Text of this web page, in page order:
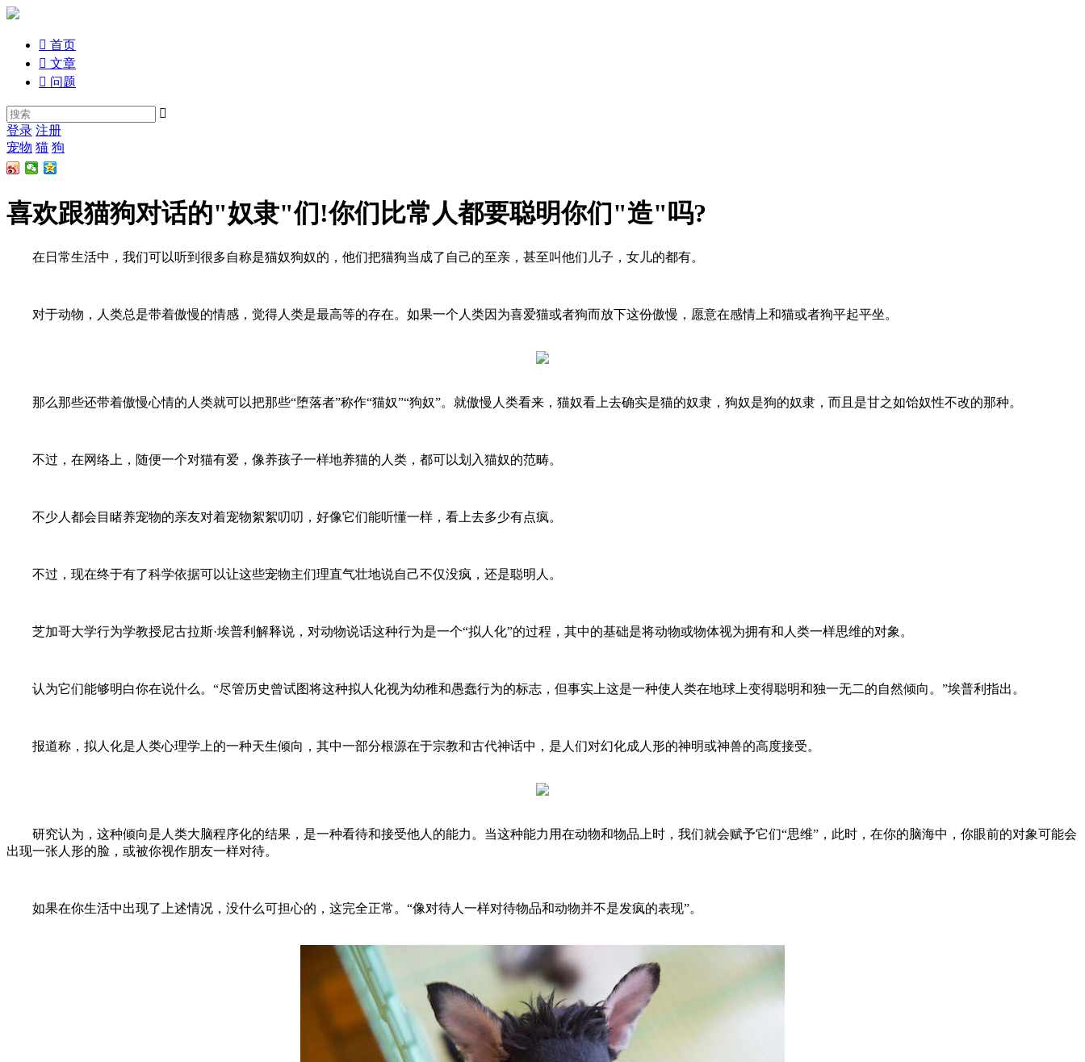
 首页
 文章
 问题

登录 注册
宠物 猫 狗
喜欢跟猫狗对话的"奴隶"们!你们比常人都要聪明你们"造"吗?
在日常生活中，我们可以听到很多自称是猫奴狗奴的，他们把猫狗当成了自己的至亲，甚至叫他们儿子，女儿的都有。
对于动物，人类总是带着傲慢的情感，觉得人类是最高等的存在。如果一个人类因为喜爱猫或者狗而放下这份傲慢，愿意在感情上和猫或者狗平起平坐。
那么那些还带着傲慢心情的人类就可以把那些“堕落者”称作“猫奴”“狗奴”。就傲慢人类看来，猫奴看上去确实是猫的奴隶，狗奴是狗的奴隶，而且是甘之如饴奴性不改的那种。
不过，在网络上，随便一个对猫有爱，像养孩子一样地养猫的人类，都可以划入猫奴的范畴。
不少人都会目睹养宠物的亲友对着宠物絮絮叨叨，好像它们能听懂一样，看上去多少有点疯。
不过，现在终于有了科学依据可以让这些宠物主们理直气壮地说自己不仅没疯，还是聪明人。
芝加哥大学行为学教授尼古拉斯·埃普利解释说，对动物说话这种行为是一个“拟人化”的过程，其中的基础是将动物或物体视为拥有和人类一样思维的对象。
认为它们能够明白你在说什么。“尽管历史曾试图将这种拟人化视为幼稚和愚蠢行为的标志，但事实上这是一种使人类在地球上变得聪明和独一无二的自然倾向。”埃普利指出。
报道称，拟人化是人类心理学上的一种天生倾向，其中一部分根源在于宗教和古代神话中，是人们对幻化成人形的神明或神兽的高度接受。
研究认为，这种倾向是人类大脑程序化的结果，是一种看待和接受他人的能力。当这种能力用在动物和物品上时，我们就会赋予它们“思维”，此时，在你的脑海中，你眼前的对象可能会
出现一张人形的脸，或被你视作朋友一样对待。
如果在你生活中出现了上述情况，没什么可担心的，这完全正常。“像对待人一样对待物品和动物并不是发疯的表现”。